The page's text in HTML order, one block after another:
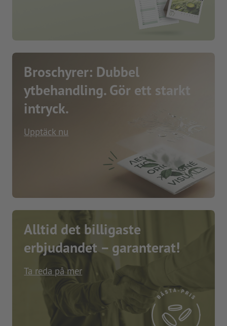
Broschyrer: Dubbel
ytbehandling. Gör ett starkt
intryck.
Upptäck nu
Alltid det billigaste
erbjudandet – garanterat!
Ta reda på mer